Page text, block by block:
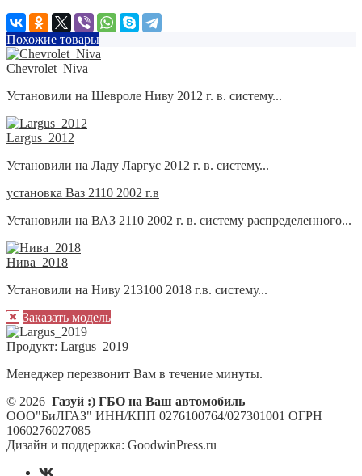
Похожие товары
Chevrolet_Niva
Установили на Шевроле Ниву 2012 г. в. систему...
Largus_2012
Установили на Ладу Ларгус 2012 г. в. систему...
установка Ваз 2110 2002 г.в
Установили на ВАЗ 2110 2002 г. в. систему распределенного...
Нива_2018
Установили на Ниву 213100 2018 г.в. систему...
Заказать модель
Продукт: Largus_2019
Менеджер перезвонит Вам в течение минуты.
© 2026 Газуй :) ГБО на Ваш автомобиль
ООО"БиЛГАЗ" ИНН/КПП 0276100764/027301001 ОГРН
1060276027085
Дизайн и поддержка: GoodwinPress.ru